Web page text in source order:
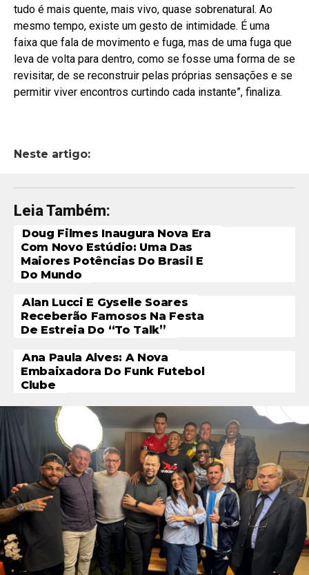
tudo é mais quente, mais vivo, quase sobrenatural. Ao
mesmo tempo, existe um gesto de intimidade. É uma
faixa que fala de movimento e fuga, mas de uma fuga que
leva de volta para dentro, como se fosse uma forma de se
revisitar, de se reconstruir pelas próprias sensações e se
permitir viver encontros curtindo cada instante”, finaliza.
Neste artigo:
Leia Também:
Doug Filmes Inaugura Nova Era
Com Novo Estúdio: Uma Das
Maiores Potências Do Brasil E
Do Mundo
Alan Lucci E Gyselle Soares
Receberão Famosos Na Festa
De Estreia Do “To Talk”
Ana Paula Alves: A Nova
Embaixadora Do Funk Futebol
Clube